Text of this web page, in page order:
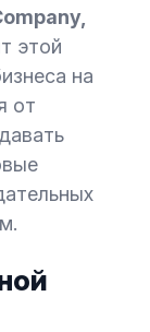
этой
на
от